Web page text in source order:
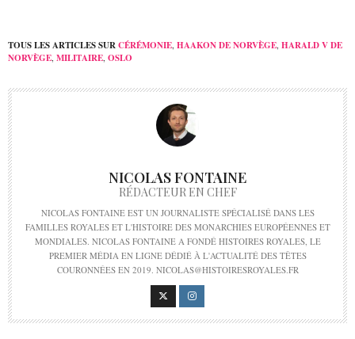
TOUS LES ARTICLES SURCÉRÉMONIE, HAAKON DE NORVÈGE, HARALD V DE
NORVÈGE, MILITAIRE, OSLO
NICOLAS FONTAINE
RÉDACTEUR EN CHEF
NICOLAS FONTAINE EST UN JOURNALISTE SPÉCIALISÉ DANS LES
FAMILLES ROYALES ET L'HISTOIRE DES MONARCHIES EUROPÉENNES ET
MONDIALES. NICOLAS FONTAINE A FONDÉ HISTOIRES ROYALES, LE
PREMIER MÉDIA EN LIGNE DÉDIÉ À L'ACTUALITÉ DES TÊTES
COURONNÉES EN 2019. NICOLAS@HISTOIRESROYALES.FR